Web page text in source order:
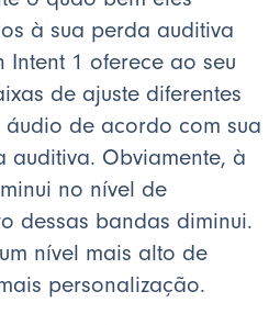
à sua perda auditiva
1 oferece ao seu
de ajuste diferentes
de acordo com sua
auditiva. Obviamente, à
no nível de
dessas bandas diminui.
nível mais alto de
personalização.